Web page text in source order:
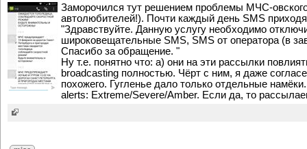
Заморочился тут решением проблемы МЧС-
автолюбителей!). Почти каждый день SMS
"Здравствуйте. Данную услугу необходимо
широковещательные SMS, SMS от оператора (в
Спасибо за обращение. "
Ну т.е. понятно что: а) они на эти рассылки
broadcasting полностью. Чёрт с ним, я даже
похожего. Гугленье дало только отдельные
alerts: Extreme/Severe/Amber. Если да, то